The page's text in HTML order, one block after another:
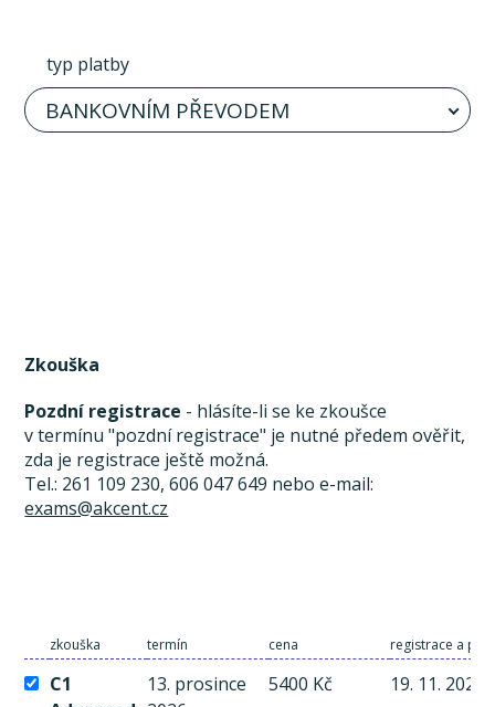
typ platby
BANKOVNÍM PŘEVODEM
Zkouška
Pozdní registrace - hlásíte-li se ke zkoušce
v termínu "pozdní registrace" je nutné předem ověřit,
zda je registrace ještě možná.
Tel.: 261 109 230, 606 047 649 nebo e-mail:
exams@akcent.cz
zkouška termín cena registrace a
C1
13. prosince
5400 Kč 19. 11. 2026